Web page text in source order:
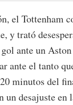
el Tottenham
y trató
ante un
ante el tanto
minutos del
un desajuste en